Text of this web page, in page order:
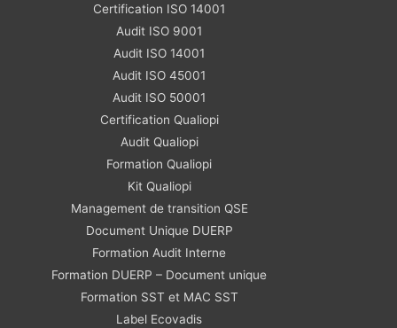
Certification ISO 14001
Audit ISO 9001
Audit ISO 14001
Audit ISO 45001
Audit ISO 50001
Certification Qualiopi
Audit Qualiopi
Formation Qualiopi
Kit Qualiopi
Management de transition QSE
Document Unique DUERP
Formation Audit Interne
Formation DUERP – Document unique
Formation SST et MAC SST
Label Ecovadis